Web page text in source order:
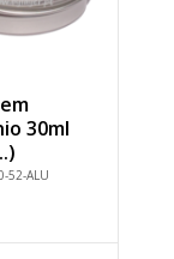
30ml
52-ALU